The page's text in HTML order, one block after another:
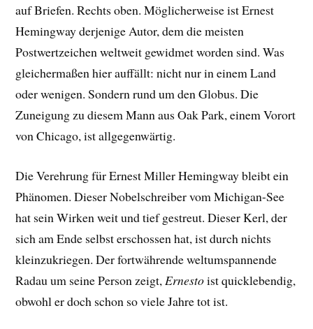
auf Briefen. Rechts oben. Möglicherweise ist Ernest
Hemingway derjenige Autor, dem die meisten
Postwertzeichen weltweit gewidmet worden sind. Was
gleichermaßen hier auffällt: nicht nur in einem Land
oder wenigen. Sondern rund um den Globus. Die
Zuneigung zu diesem Mann aus Oak Park, einem Vorort
von Chicago, ist allgegenwärtig.
Die Verehrung für Ernest Miller Hemingway bleibt ein
Phänomen. Dieser Nobelschreiber vom Michigan-See
hat sein Wirken weit und tief gestreut. Dieser Kerl, der
sich am Ende selbst erschossen hat, ist durch nichts
kleinzukriegen. Der fortwährende weltumspannende
Radau um seine Person zeigt, Ernestoist quicklebendig,
obwohl er doch schon so viele Jahre tot ist.